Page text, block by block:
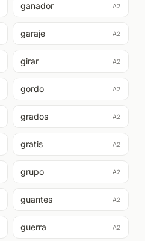
ganador A2
garaje A2
girar A2
gordo A2
grados A2
gratis A2
grupo A2
guantes A2
guerra A2